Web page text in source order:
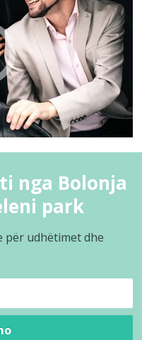
nga Bolonja
park
për udhëtimet dhe